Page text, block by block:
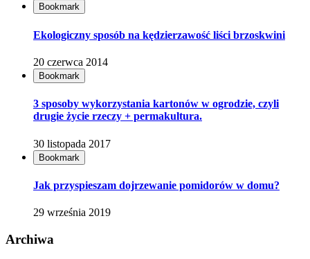
Bookmark
Ekologiczny sposób na kędzierzawość liści brzoskwini
20 czerwca 2014
Bookmark
3 sposoby wykorzystania kartonów w ogrodzie, czyli
drugie życie rzeczy + permakultura.
30 listopada 2017
Bookmark
Jak przyspieszam dojrzewanie pomidorów w domu?
29 września 2019
Archiwa